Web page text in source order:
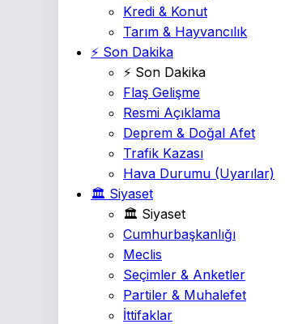
Kredi & Konut
Tarım & Hayvancılık
⚡ Son Dakika
⚡ Son Dakika
Flaş Gelişme
Resmi Açıklama
Deprem & Doğal Afet
Trafik Kazası
Hava Durumu (Uyarılar)
🏛️ Siyaset
🏛️ Siyaset
Cumhurbaşkanlığı
Meclis
Seçimler & Anketler
Partiler & Muhalefet
İttifaklar